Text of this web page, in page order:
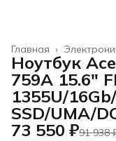
Главная ›
Ноутбук
759A 15.6"
1355U/
SSD/UMA/
73 550 ₽91 938